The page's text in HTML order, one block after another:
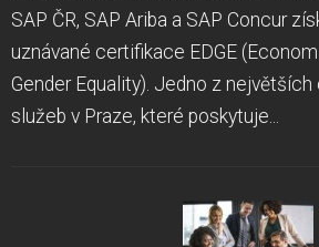
SAP ČR, SAP Ariba a SAP Concur
uznávané certifikace EDGE
Gender Equality). Jedno z
služeb v Praze, které poskytuje...